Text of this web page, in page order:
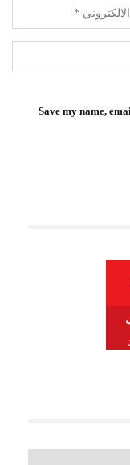
Save my name,